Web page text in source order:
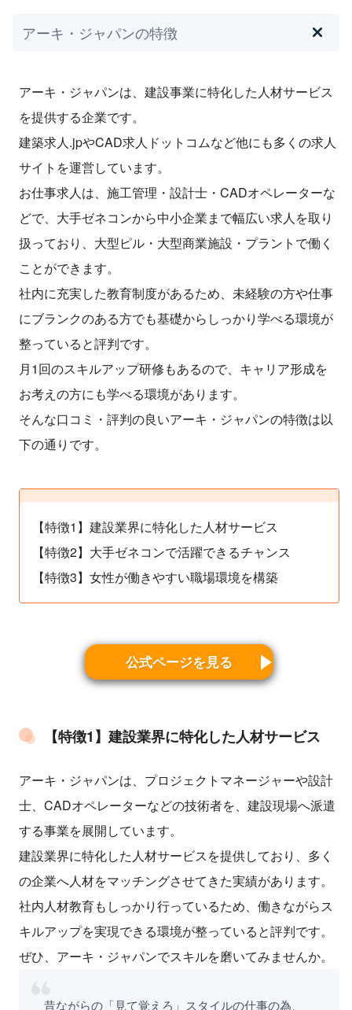
アーキ・ジャパンの特徴
アーキ・ジャパンは、建設事業に特化した人材サービス
を提供する企業です。
建築求人.jpやCAD求人ドットコムなど他にも多くの求人
サイトを運営しています。
お仕事求人は、施工管理・設計士・CADオペレーターな
どで、大手ゼネコンから中小企業まで幅広い求人を取り
扱っており、大型ピル・大型商業施設・プラントで働く
ことができます。
社内に充実した教育制度があるため、未経験の方や仕事
にブランクのある方でも基礎からしっかり学べる環境が
整っていると評判です。
月1回のスキルアップ研修もあるので、キャリア形成を
お考えの方にも学べる環境があります。
そんな口コミ・評判の良いアーキ・ジャパンの特徴は以
下の通りです。
【特徴1】建設業界に特化した人材サービス
【特徴2】大手ゼネコンで活躍できるチャンス
【特徴3】女性が働きやすい職場環境を構築
公式ページを見る
【特徴1】建設業界に特化した人材サービス
アーキ・ジャパンは、プロジェクトマネージャーや設計
士、CADオペレーターなどの技術者を、建設現場へ派遣
する事業を展開しています。
建設業界に特化した人材サービスを提供しており、多く
の企業へ人材をマッチングさせてきた実績があります。
社内人材教育もしっかり行っているため、働きながらス
キルアップを実現できる環境が整っていると評判です。
ぜひ、アーキ・ジャパンでスキルを磨いてみませんか。
昔ながらの「見て覚えろ」スタイルの仕事の為、